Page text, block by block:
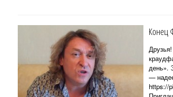
Конец
день».
—
https://